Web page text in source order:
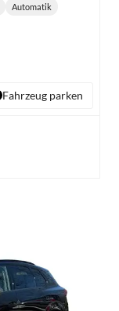
Getriebe:
Automatik
Fahrzeug parken